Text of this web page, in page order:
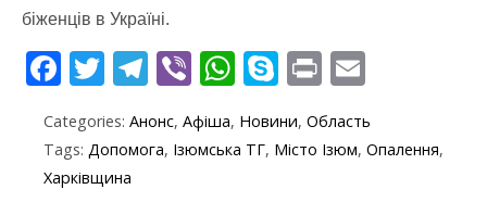
біженців в Україні.
F
e
b
T
itt
er
T
e
gr
Vi
b
er
W
at
S
y
Pr
in
t ai
Categories: Анонс, Афіша, Новини, Область
Tags: Допомога, Ізюмська ТГ, Місто Ізюм, Опалення,
Харківщина